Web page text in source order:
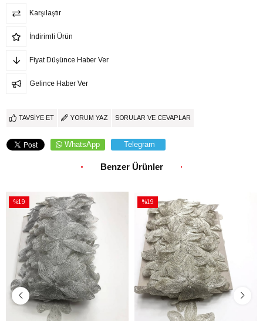
Karşılaştır
İndirimli Ürün
Fiyat Düşünce Haber Ver
Gelince Haber Ver
TAVSIYE ET YORUM YAZ SORULAR VE CEVAPLAR
WhatsApp Telegram
Benzer Ürünler
%19
İndirim
%19İndirim
%19
İndirim
%19İndirim